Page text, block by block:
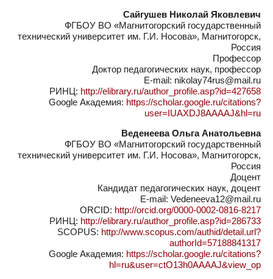
Сайгушев Николай Яковлевич
ФГБОУ ВО «Магнитогорский государственный
технический университет им. Г.И. Носова», Магнитогорск,
Россия
Профессор
Доктор педагогических наук, профессор
E-mail: nikolay74rus@mail.ru
РИНЦ: http://elibrary.ru/author_profile.asp?id=427658
Google Академия: https://scholar.google.ru/citations?
user=IUAXDJ8AAAAJ&hl=ru
Веденеева Ольга Анатольевна
ФГБОУ ВО «Магнитогорский государственный
технический университет им. Г.И. Носова», Магнитогорск,
Россия
Доцент
Кандидат педагогических наук, доцент
E-mail: Vedeneeva12@mail.ru
ORCID: http://orcid.org/0000-0002-0816-8217
РИНЦ: http://elibrary.ru/author_profile.asp?id=286733
SCOPUS: http://www.scopus.com/authid/detail.url?
authorId=57188841317
Google Академия: https://scholar.google.ru/citations?
hl=ru&user=ctO13h0AAAAJ&view_op